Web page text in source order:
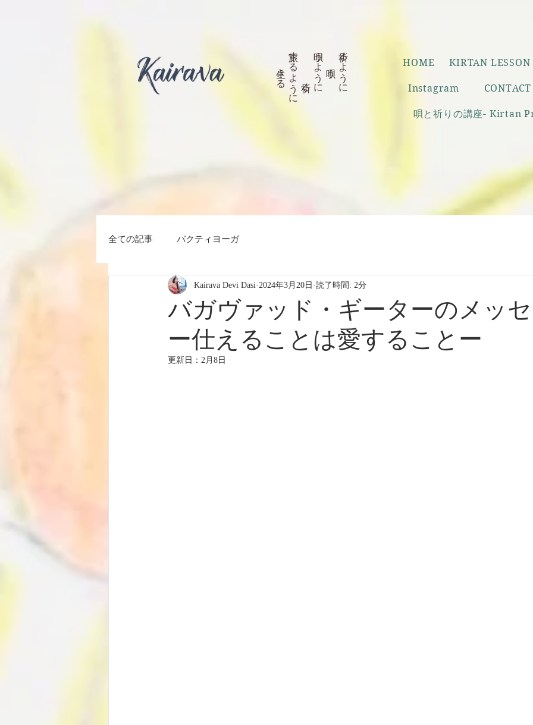
祈るように
唄うように
旅するように
生きる HOME KIRTAN LESSON
Instagram CONTACT
唄と祈りの講座- Kirtan
全ての記事 バクティヨーガ
バガヴァッド・ギーターのメ
ー仕えることは愛することー
Kairava Devi Dasi 2024年3月20日 読了時間: 2分
更新日： 2月8日